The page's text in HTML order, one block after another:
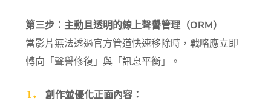
第三步：主動且透明的線上聲譽管理（ORM）
當影片無法透過官方管道快速移除時，戰略應立即
轉向「聲譽修復」與「訊息平衡」。
創作並優化正面內容：